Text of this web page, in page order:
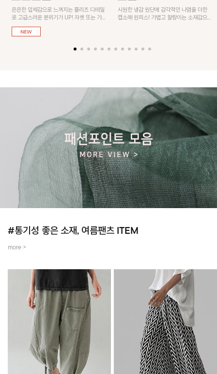
은은한 입체감으로 느껴지는 플리츠 디테일
로 고급스러운 분위기가 UP! 자켓 또는 가디
건과 같이 매치해도 잘 어울린답니다!
시원한 냉감 원단에 감각적인 나염을 더한
캡소매 원피스! 가볍고 찰랑이는 소재감으로
#통기성 좋은 소재, 여름팬츠 ITEM
more >